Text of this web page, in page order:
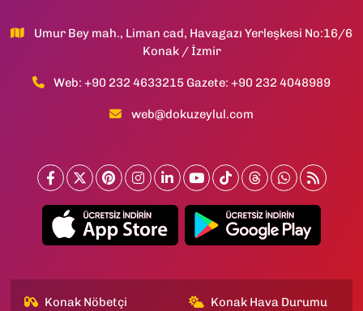
Umur Bey mah., Liman cad, Havagazı Yerleşkesi No:16/6
Konak / İzmir
Web: +90 232 4633215 Gazete: +90 232 4048989
web@dokuzeylul.com
Konak Nöbetçi
Konak Hava Durumu